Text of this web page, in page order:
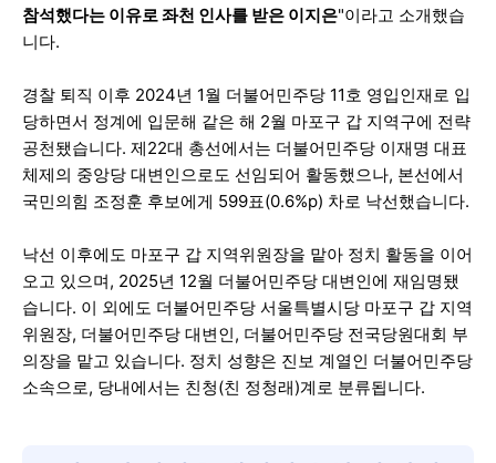
참석했다는 이유로 좌천 인사를 받은 이지은"이라고 소개했습
니다.
경찰 퇴직 이후 2024년 1월 더불어민주당 11호 영입인재로 입
당하면서 정계에 입문해 같은 해 2월 마포구 갑 지역구에 전략
공천됐습니다. 제22대 총선에서는 더불어민주당 이재명 대표
체제의 중앙당 대변인으로도 선임되어 활동했으나, 본선에서
국민의힘 조정훈 후보에게 599표(0.6%p) 차로 낙선했습니다.
낙선 이후에도 마포구 갑 지역위원장을 맡아 정치 활동을 이어
오고 있으며, 2025년 12월 더불어민주당 대변인에 재임명됐
습니다. 이 외에도 더불어민주당 서울특별시당 마포구 갑 지역
위원장, 더불어민주당 대변인, 더불어민주당 전국당원대회 부
의장을 맡고 있습니다. 정치 성향은 진보 계열인 더불어민주당
소속으로, 당내에서는 친청(친 정청래)계로 분류됩니다.